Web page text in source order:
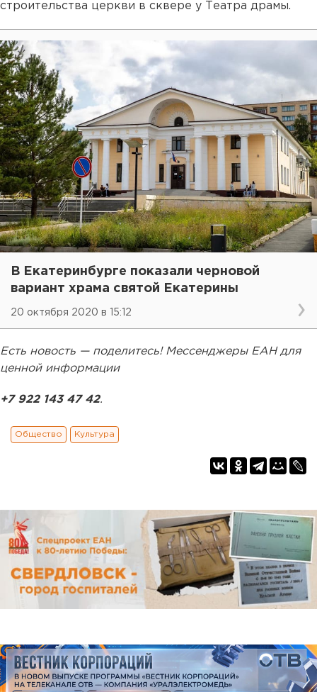
строительства церкви в сквере у Театра драмы.
В Екатеринбурге показали черновой
вариант храма святой Екатерины
20 октября 2020 в 15:12
Есть новость — поделитесь! Мессенджеры ЕАН для
ценной информации
+7 922 143 47 42.
Общество Культура